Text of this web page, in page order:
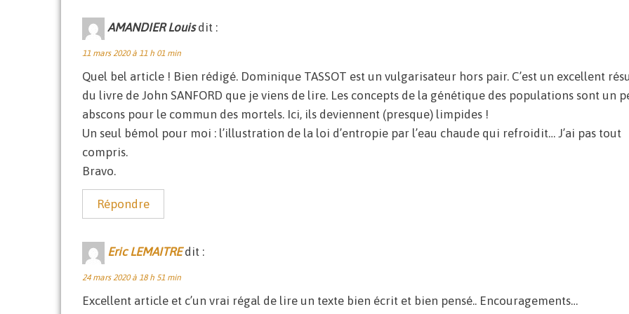
AMANDIER Louis dit :
11 mars 2020 à 11 h 01 min
Quel bel article ! Bien rédigé. Dominique TASSOT est un vulgarisateur hors pair. C’est un excellent
du livre de John SANFORD que je viens de lire. Les concepts de la génétique des populations sont un
abscons pour le commun des mortels. Ici, ils deviennent (presque) limpides !
Un seul bémol pour moi : l’illustration de la loi d’entropie par l’eau chaude qui refroidit… J’ai pas tout
compris.
Bravo.
Répondre
Eric LEMAITRE dit :
24 mars 2020 à 18 h 51 min
Excellent article et c’un vrai régal de lire un texte bien écrit et bien pensé.. Encouragements…